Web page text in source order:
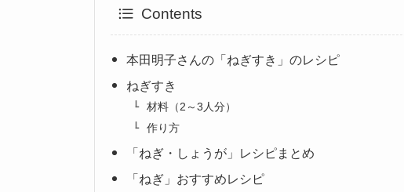
Contents
本田明子さんの「ねぎすき」のレシピ
ねぎすき
材料（2～3人分）
作り方
「ねぎ・しょうが」レシピまとめ
「ねぎ」おすすめレシピ